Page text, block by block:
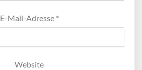
E-Mail-Adresse *
Website